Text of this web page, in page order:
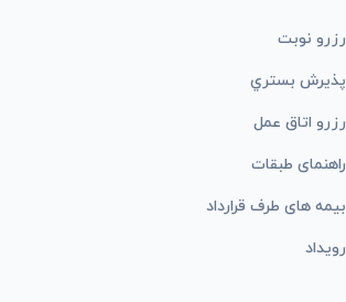
رزرو نوبت
پذيرش بستري
رزرو اتاق عمل
راهنمای طبقات
بيمه های طرف قرارداد
رویداد